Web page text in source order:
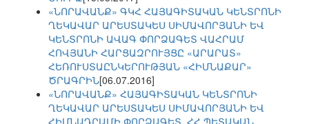
«ՆՈՐԱՎԱՆՔ» ԳԿՀ ՀԱՅԱԳԻՏԱԿԱՆ ԿԵՆՏՐՈՆԻ
ՂԵԿԱՎԱՐ ԱՐԵՍՏԱԿԵՍ ՍԻՄԱՎՈՐՅԱՆԻ ԵՎ
ԿԵՆՏՐՈՆԻ ԱՎԱԳ ՓՈՐՁԱԳԵՏ ՎԱՀՐԱՄ
ՀՈՎՅԱՆԻ ՀԱՐՑԱԶՐՈՒՅՑԸ «ԱՐԱՐԱՏ»
ՀԵՌՈՒՍՏԱԸՆԿԵՐՈՒԹՅԱՆ «ՀԻՄՆԱՔԱՐ»
ԾՐԱԳՐԻՆ[06.07.2016]
«ՆՈՐԱՎԱՆՔ» ՀԱՅԱԳԻՏԱԿԱՆ ԿԵՆՏՐՈՆԻ
ՂԵԿԱՎԱՐ ԱՐԵՍՏԱԿԵՍ ՍԻՄԱՎՈՐՅԱՆԻ ԵՎ